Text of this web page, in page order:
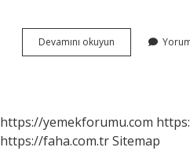
Devamını okuyun
Kilo
Çıkar
https://yemekforumu.com
https://faha.com.trSitemap